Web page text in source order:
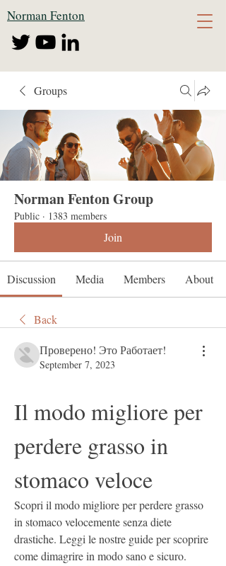
Norman Fenton
Groups
Norman Fenton Group
Public · 1383 members
Join
Discussion Media Members About
Back
Проверено! Это Работает!
September 7, 2023
Il modo migliore per
perdere grasso in
stomaco veloce
Scopri il modo migliore per perdere grasso
in stomaco velocemente senza diete
drastiche. Leggi le nostre guide per scoprire
come dimagrire in modo sano e sicuro.